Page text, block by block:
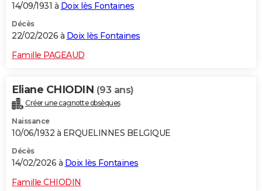
14/09/1931 à Doix lès Fontaines
Décès
22/02/2026 à Doix lès Fontaines
Famille PAGEAUD
Eliane CHIODIN (93 ans)
Créer une cagnotte obsèques
Naissance
10/06/1932 à ERQUELINNES BELGIQUE
Décès
14/02/2026 à Doix lès Fontaines
Famille CHIODIN